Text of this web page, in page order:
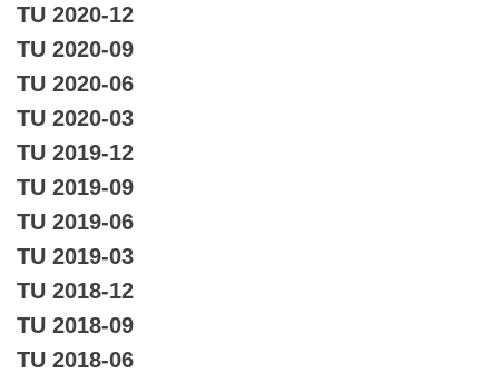
TU 2020-12
TU 2020-09
TU 2020-06
TU 2020-03
TU 2019-12
TU 2019-09
TU 2019-06
TU 2019-03
TU 2018-12
TU 2018-09
TU 2018-06